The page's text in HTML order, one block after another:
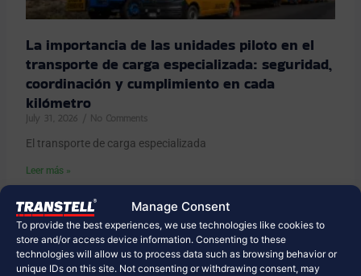
Manage Consent
To provide the best experiences, we use technologies like cookies to
store and/or access device information. Consenting to these
technologies will allow us to process data such as browsing behavior or
unique IDs on this site. Not consenting or withdrawing consent, may
La importancia de las unidades piloto en el
transporte de carga especializada: seguridad,
coordinación y cumplimiento en cada
kilómetro
July 31, 2026 No Comments
El transporte de carga especializada
Leer más »